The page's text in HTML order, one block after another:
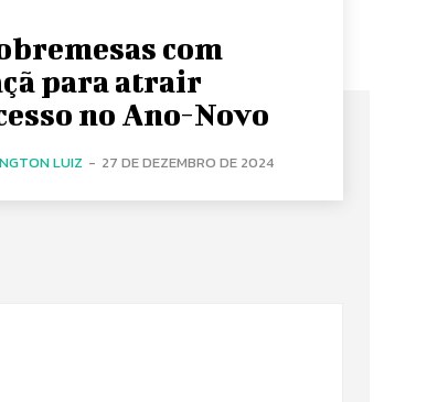
com
para atrair
no Ano-Novo
LUIZ - 27 DE DEZEMBRO DE 2024